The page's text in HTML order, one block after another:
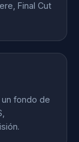
Final Cut
fondo de